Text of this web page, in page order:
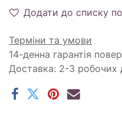
Додати до списку
Терміни та умови
14-денна гарантія
Доставка: 2-3 робочих